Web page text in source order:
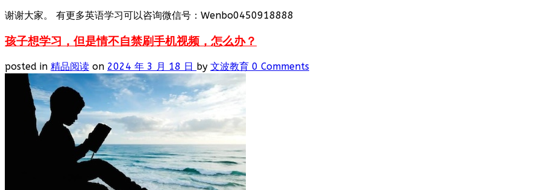
谢谢大家。 有更多英语学习可以咨询微信号：Wenbo0450918888
孩子想学习，但是情不自禁刷手机视频，怎么办？
posted in 精品阅读 on 2024 年 3 月 18 日 by 文波教育 0 Comments